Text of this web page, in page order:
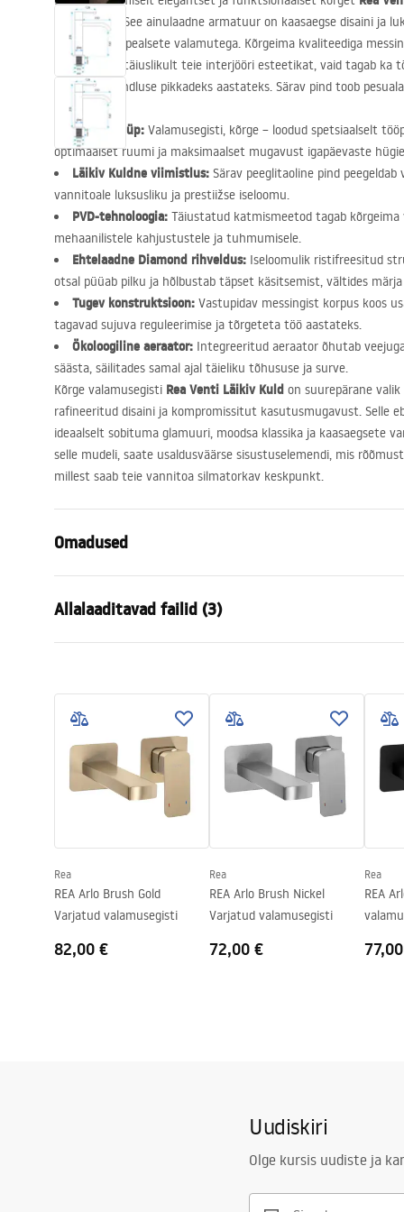
viimistluses. See ainulaadne armatuur on kaasaegse disaini ja
ideaalselt letipealsete valamutega. Kõrgeima kvaliteediga
mitte ainult täiuslikult teie interjööri esteetikat, vaid tagab ka
korrosioonikindluse pikkadeks aastateks. Särav pind toob
Segisti tüüp: Valamusegisti, kõrge – loodud spetsiaalselt
optimaalset ruumi ja maksimaalset mugavust igapäevaste
Läikiv Kuldne viimistlus: Särav peeglitaoline pind
vannitoale luksusliku ja prestiižse iseloomu.
PVD-tehnoloogia: Täiustatud katmismeetod tagab
mehaanilistele kahjustustele ja tuhmumisele.
Ehtelaadne Diamond rihveldus: Iseloomulik ristifreesitud
otsal püüab pilku ja hõlbustab täpset käsitsemist, vältides
Tugev konstruktsioon: Vastupidav messingist korpus koos
tagavad sujuva reguleerimise ja tõrgeteta töö aastateks.
Ökoloogiline aeraator: Integreeritud aeraator õhutab
säästa, säilitades samal ajal täieliku tõhususe ja surve.
Kõrge valamusegisti Rea Venti Läikiv Kuld on suurepärane
rafineeritud disaini ja kompromissitut kasutusmugavust. Selle
ideaalselt sobituma glamuuri, moodsa klassika ja kaasaegsete
selle mudeli, saate usaldusväärse sisustuselemendi, mis
millest saab teie vannitoa silmatorkav keskpunkt.
Omadused
Paigaldusviis
Värv
Chrome
Väljalaskeava ulatus
160
Kõrgus
295
mm
Kattetehnoloogia
Chrome
Ühenduse läbimõõt
3/8 tolli
Garantii
5 aastat
Allalaaditavad failid (3)
Warranty_Terms_and_Conditions_
Turvalisuse teave
Safety_Information_Faucets.pdf
Rea
REA Arlo Brush Gold
Varjatud valamusegisti
82,00 €
Rea
REA Arlo Brush Nickel
Varjatud valamusegisti
72,00 €
Rea
REA
Uudiskiri
Olge kursis uudiste ja